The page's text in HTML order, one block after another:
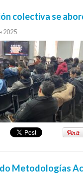
colectiva se
2025
Metodologías